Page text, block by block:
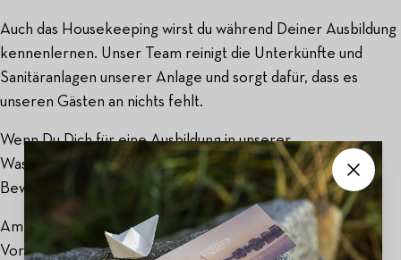
Auch das Housekeeping wirst du während Deiner Ausbildung
kennenlernen. Unser Team reinigt die Unterkünfte und
Sanitäranlagen unserer Anlage und sorgt dafür, dass es
unseren Gästen an nichts fehlt.
Wenn Du Dich für eine Ausbildung in unserer
Wasserferienwelt interessierst, freuen wir uns auf Deine
Bewerbung.
Am Yachthafen 1, 18581 Putbus, Lauterbach, Mecklenburg-
Vorpommern, Deutschland